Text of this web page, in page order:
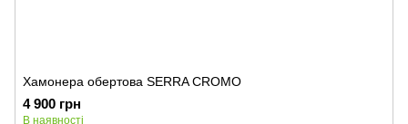
Хамонера обертова SERRA CROMO
4 900 грн
В наявності